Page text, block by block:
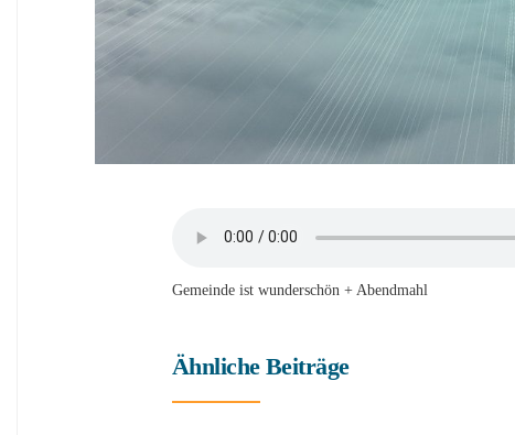
Gemeinde ist wunderschön + Abendmahl
Ähnliche Beiträge